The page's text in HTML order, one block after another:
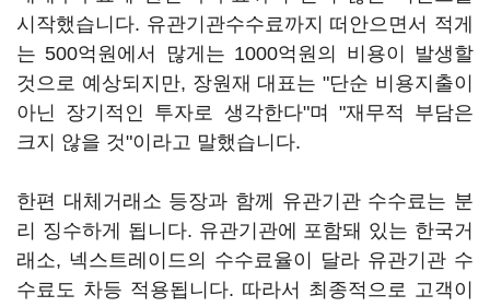
시작했습니다. 유관기관수수료까지 떠안으면서 적게
는 500억원에서 많게는 1000억원의 비용이 발생할
것으로 예상되지만, 장원재 대표는 "단순 비용지출이
아닌 장기적인 투자로 생각한다"며 "재무적 부담은
크지 않을 것"이라고 말했습니다.
한편 대체거래소 등장과 함께 유관기관 수수료는 분
리 징수하게 됩니다. 유관기관에 포함돼 있는 한국거
래소, 넥스트레이드의 수수료율이 달라 유관기관 수
수료도 차등 적용됩니다. 따라서 최종적으로 고객이